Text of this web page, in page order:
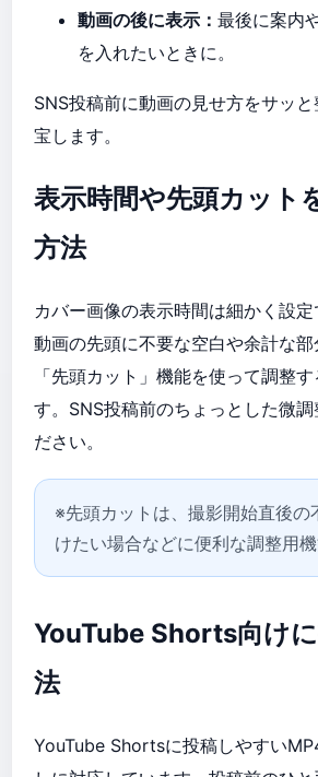
動画の後に表示： 最後に案内
を入れたいときに。
SNS投稿前に動画の見せ方をサッ
宝します。
表示時間や先頭カット
方法
カバー画像の表示時間は細かく設定
動画の先頭に不要な空白や余計な部
「先頭カット」機能を使って調整
す。SNS投稿前のちょっとした微調
ださい。
※先頭カットは、撮影開始直後の
けたい場合などに便利な調整用機
YouTube Shorts向け
法
YouTube Shortsに投稿しやすい